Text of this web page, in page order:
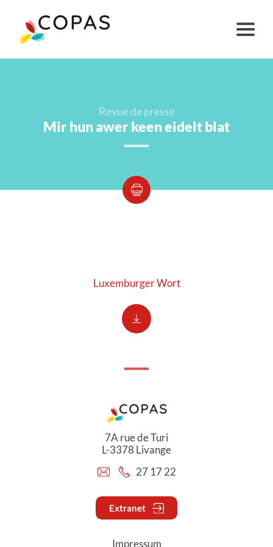
Revue de presse
Mir hun awer keen eidelt blat
Luxemburger Wort
7A rue de Turi
L-3378 Livange
27 17 22
Extranet
Impressum